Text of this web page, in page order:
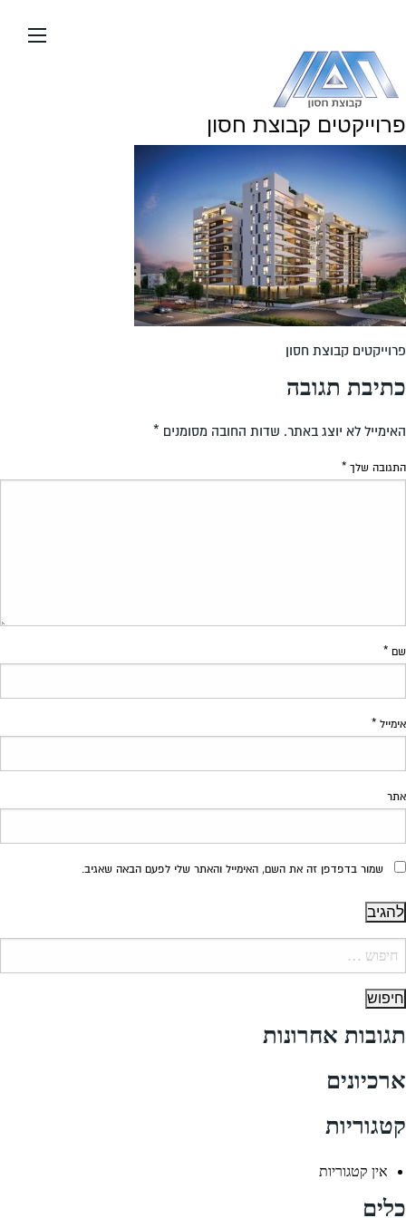
העמוד
פרוייקטים קבוצת חסון
פרוייקטים קבוצת חסון
כתיבת תגובה
האימייל לא יוצג באתר. שדות החובה מסומנים *
התגובה שלך *
שם *
אימייל *
אתר
שמור בדפדפן זה את השם, האימייל והאתר שלי לפעם הבאה שאגיב.
תגובות אחרונות
ארכיונים
קטגוריות
אין קטגוריות
כלים